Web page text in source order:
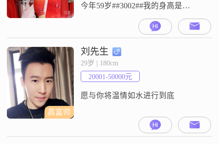
今年59岁##3002##我的身高是
##3002##我的学历是高中及以下，
月收入在3000元以下##3002##我是
一个善解人意的人，性格开朗爱
笑，平时也比较独立自信##3002##
对待生活，我始终保持着乐观积极
的态度，随和易相处##3002##我热
爱生活
高富帅
刘先生
29岁 | 180cm
20001-50000元
愿与你将温情如水进行到底